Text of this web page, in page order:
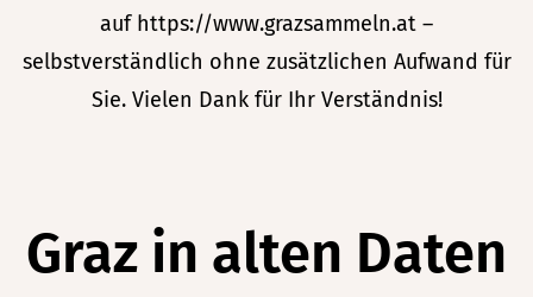
auf https://www.grazsammeln.at –
selbstverständlich ohne zusätzlichen Aufwand für
Sie. Vielen Dank für Ihr Verständnis!
Graz in alten Daten